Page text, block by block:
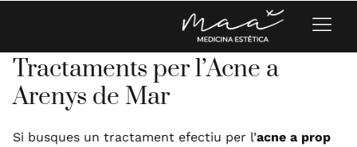
Tractaments per l’Acne a
Arenys de Mar
Si busques un tractament efectiu per l’acne a prop